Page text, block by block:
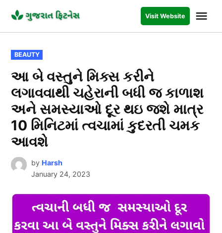
content
FITNESS
Visit Website
POSTED
IN
BEAUTY
આ બે વસ્તુને મિક્સ કરીને
લગાવવાથી ચહેરાની બધી જ કાળાશ
અને સમસ્યાઓ દૂર થઇ જશે માત્ર
10 મિનિટમાં ત્વચામાં કુદરતી ચમક
આવશે
by Harsh
January 24, 2023